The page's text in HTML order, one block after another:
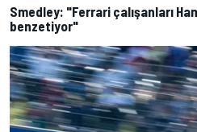
Smedley: "Ferrari çalışanları
benzetiyor"